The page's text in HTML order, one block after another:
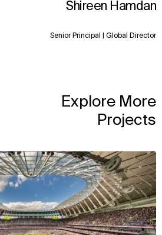
Shireen Hamdan
Senior Principal | Global Director
Explore More
Projects
View